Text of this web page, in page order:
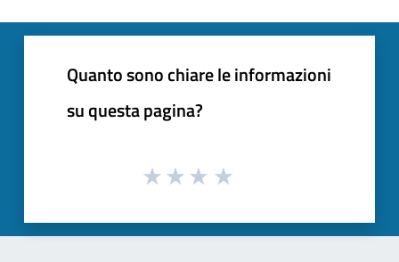
Quanto sono chiare le informazioni
su questa pagina?